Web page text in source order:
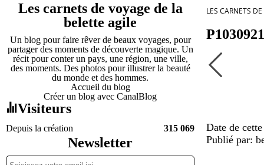
Les carnets de voyage de la
belette agile
Un blog pour faire rêver de beaux voyages, pour
partager des moments de découverte magique. Un
récit pour conter un pays, une région, une ville,
des moments. Des photos pour illustrer la beauté
du monde et des hommes.
Accueil du blog
Créer un blog avec CanalBlog
Visiteurs
Depuis la création 315 069
Newsletter
LES CARNETS
P1030921
Date de
Publié par: